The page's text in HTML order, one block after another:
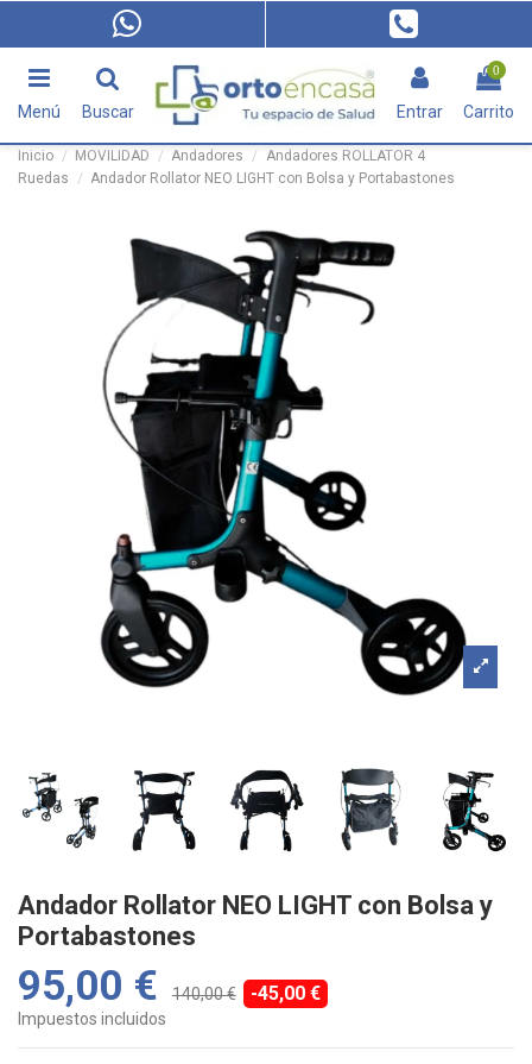
Menú Buscar Entrar
0
Carrito
Inicio MOVILIDAD Andadores
Andadores ROLLATOR 4
Ruedas
Andador Rollator NEO LIGHT con Bolsa y Portabastones
Andador Rollator NEO LIGHT con Bolsa y
Portabastones
95,00 € 140,00 € -45,00 €
Impuestos incluidos